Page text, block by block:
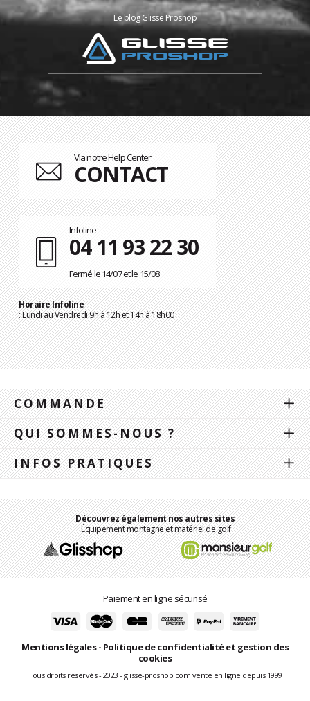
Le blog Glisse Proshop
Via notre Help Center
CONTACT
Infoline
04 11 93 22 30
Fermé le 14/07 et le 15/08
Horaire Infoline
: Lundi au Vendredi 9h à 12h et 14h à 18h00
COMMANDE
QUI SOMMES-NOUS ?
INFOS PRATIQUES
Découvrez également nos autres sites
Équipement montagne et matériel de golf
Paiement en ligne sécurisé
Mentions légales- Politique de confidentialité et gestion des
cookies
Tous droits réservés - 2023 - glisse-proshop.com vente en ligne depuis 1999